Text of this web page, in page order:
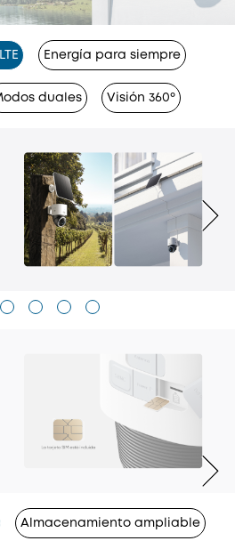
Energía para siempre
duales Visión 360º
Almacenamiento ampliable